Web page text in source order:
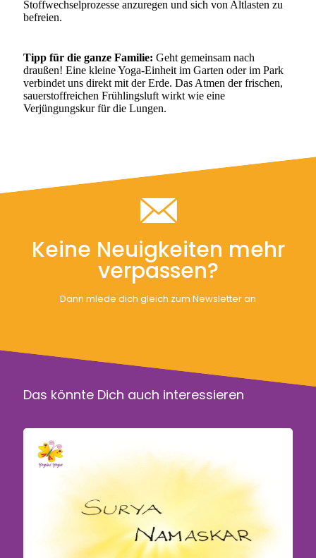
Stoffwechselprozesse anzuregen und sich von Altlasten zu
befreien.
Tipp für die ganze Familie: Geht gemeinsam nach
draußen! Eine kleine Yoga-Einheit im Garten oder im Park
verbindet uns direkt mit der Erde. Das Atmen der frischen,
sauerstoffreichen Frühlingsluft wirkt wie eine
Verjüngungskur für die Lungen.
Keine Neuigkeiten mehr
verpassen?
Dann mlede dich gleich zum Newsletter an
Das könnte Dich auch interessieren